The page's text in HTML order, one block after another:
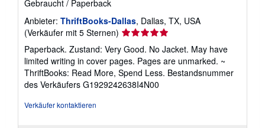
Gebraucht / Paperback
Anbieter: ThriftBooks-Dallas, Dallas, TX, USA
(Verkäufer mit 5 Sternen) Verkäuferbewertung
von
5
Sternen
Paperback. Zustand: Very Good. No Jacket. May have
limited writing in cover pages. Pages are unmarked. ~
ThriftBooks: Read More, Spend Less. Bestandsnummer
des Verkäufers G1929242638I4N00
Verkäufer kontaktieren